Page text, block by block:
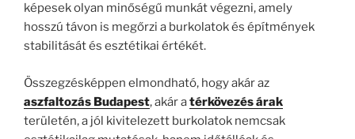
képesek olyan minőségű munkát végezni, amely
hosszú távon is megőrzi a burkolatok és építmények
stabilitását és esztétikai értékét.
Összegzésképpen elmondható, hogy akár az
aszfaltozás Budapest, akár atérkövezés árak
területén, a jól kivitelezett burkolatok nemcsak